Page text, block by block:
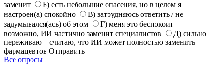
заменит
Б) есть небольшие опасения, но в целом я
настроен(а) спокойно
В) затрудняюсь ответить / не
задумывался(ась) об этом
Г) меня это беспокоит –
возможно, ИИ частично заменит специалистов
Д) сильно
переживаю – считаю, что ИИ может полностью заменить
фармацевтов Отправить
Все опросы